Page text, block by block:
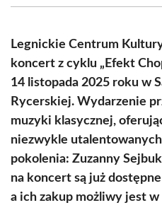
(Twitter)
Legnickie Centrum
koncert z cyklu „Efekt
14 listopada 2025 roku w
Rycerskiej. Wydarzenie
muzyki klasycznej,
niezwykle
pokolenia: Zuzanny
na koncert są już
a ich zakup możliwy jest